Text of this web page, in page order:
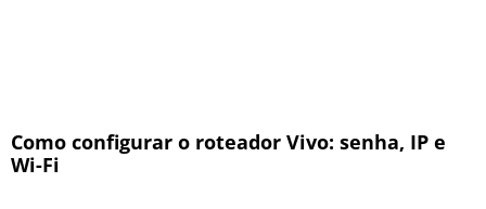
Como configurar o roteador Vivo: senha, IP e
Wi-Fi